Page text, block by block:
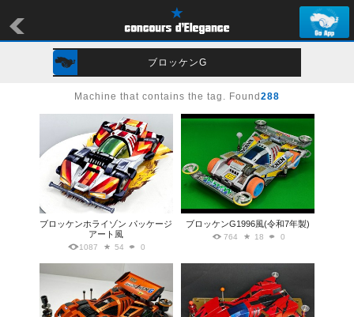
ブロッケンG
Machine that contains the tag. Found 288
ブロッケンホライゾン パッケージ
アート風
1087 54 0
ブロッケンG1996風(令和7年製)
764 18 0